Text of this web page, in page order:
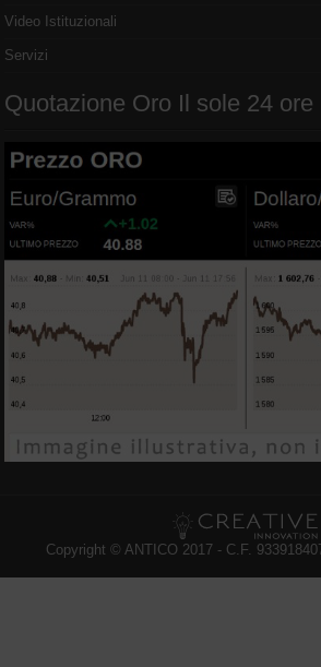
Video Istituzionali
Servizi
Quotazione Oro Il sole 24 ore
Copyright © ANTICO 2017 - C.F.